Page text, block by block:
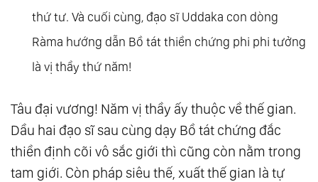
thứ tư. Và cuối cùng, đạo sĩ Uddaka con dòng
Ràma hướng dẫn Bồ tát thiền chứng phi phi tưởng
là vị thầy thứ năm!
Tâu đại vương! Năm vị thầy ấy thuộc về thế gian.
Dầu hai đạo sĩ sau cùng dạy Bồ tát chứng đắc
thiền định cõi vô sắc giới thì cũng còn nằm trong
tam giới. Còn pháp siêu thế, xuất thế gian là tự